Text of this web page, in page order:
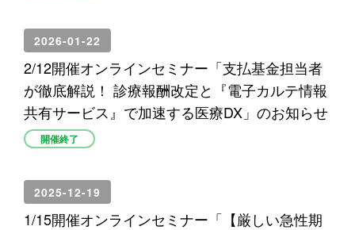
2026-01-22
2/12開催オンラインセミナー「支払基金担当者
が徹底解説！ 診療報酬改定と『電子カルテ情報
共有サービス』で加速する医療DX」のお知らせ
開催終了
2025-12-19
1/15開催オンラインセミナー「【厳しい急性期